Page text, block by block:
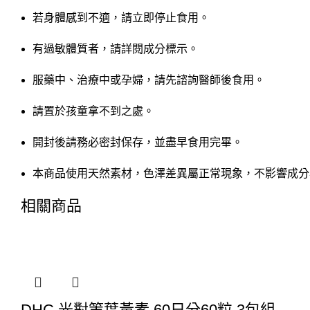
若身體感到不適，請立即停止食用。
有過敏體質者，請詳閱成分標示。
服藥中、治療中或孕婦，請先諮詢醫師後食用。
請置於孩童拿不到之處。
開封後請務必密封保存，並盡早食用完畢。
本商品使用天然素材，色澤差異屬正常現象，不影響成
相關商品